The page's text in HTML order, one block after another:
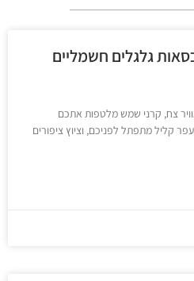
גלגלים חשמליים
צח, קרני שמש מלטפות אתכם
קליל מתפתל לפניכם, וציוץ ציפורים